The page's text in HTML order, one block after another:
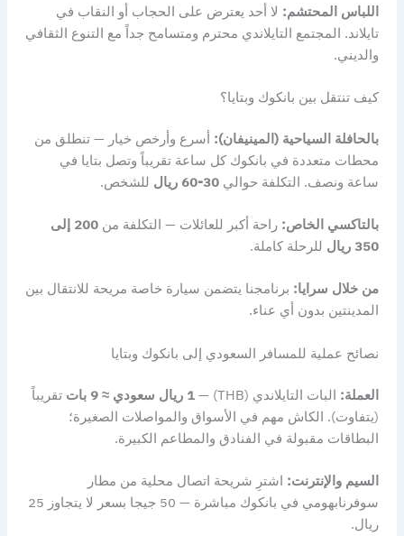
اللباس المحتشم: لا أحد يعترض على الحجاب أو النقاب في
تايلاند. المجتمع التايلاندي محترم ومتسامح جداً مع التنوع الثقافي
والديني.
كيف تنتقل بين بانكوك وبتايا؟
بالحافلة السياحية (المينيفان): أسرع وأرخص خيار — تنطلق من
محطات متعددة في بانكوك كل ساعة تقريباً وتصل بتايا في
ساعة ونصف. التكلفة حوالي 30-60 ريال للشخص.
بالتاكسي الخاص: راحة أكبر للعائلات — التكلفة من
200 إلى
350 ريال
للرحلة كاملة.
من خلال سرايا: برنامجنا يتضمن سيارة خاصة مريحة للانتقال بين
المدينتين بدون أي عناء.
نصائح عملية للمسافر السعودي إلى بانكوك وبتايا
العملة: البات التايلاندي (THB) — 1 ريال سعودي ≈ 9 بات
تقريباً
(يتفاوت). الكاش مهم في الأسواق والمواصلات الصغيرة؛
البطاقات مقبولة في الفنادق والمطاعم الكبيرة.
السيم والإنترنت: اشترِ شريحة اتصال محلية من مطار
سوفرنابهومي في بانكوك مباشرة — 50 جيجا بسعر لا يتجاوز 25
ريال.